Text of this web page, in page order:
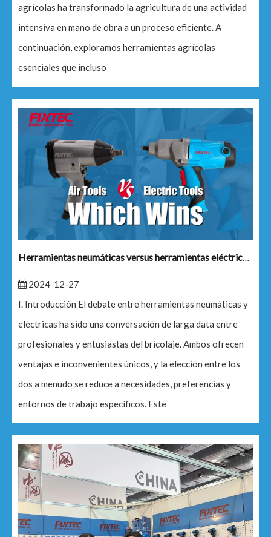
agrícolas ha transformado la agricultura de una actividad
intensiva en mano de obra a un proceso eficiente. A
continuación, exploramos herramientas agrícolas
esenciales que incluso
Herramientas neumáticas versus herramientas eléctricas: ¿cuál gana?
2024-12-27
I. Introducción El debate entre herramientas neumáticas y
eléctricas ha sido una conversación de larga data entre
profesionales y entusiastas del bricolaje. Ambos ofrecen
ventajas e inconvenientes únicos, y la elección entre los
dos a menudo se reduce a necesidades, preferencias y
entornos de trabajo específicos. Este